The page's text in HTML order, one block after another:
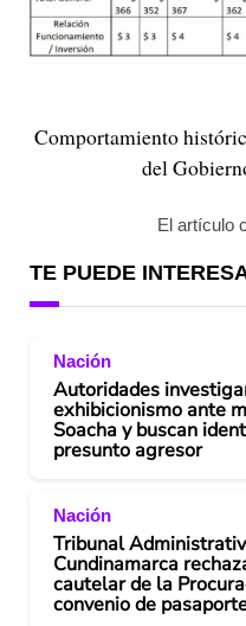
Comportamiento
del
El artículo
TE PUEDE
Nación
Autoridades
exhibicionismo ante
Soacha y buscan
presunto agresor
Nación
Tribunal
Cundinamarca
cautelar de la
convenio de